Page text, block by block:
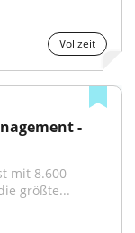
Vollzeit
-
mit 8.600
größte...